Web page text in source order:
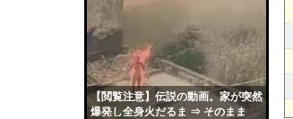
【閲覧注意】伝説の動画。家が突然
爆発し全身火だるま ⇒ そのまま
ツー